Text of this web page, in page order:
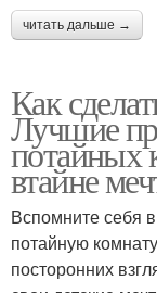
читать дальше →
Как
Лучшие
потайных
втайне
Вспомните себя
потайную
посторонних